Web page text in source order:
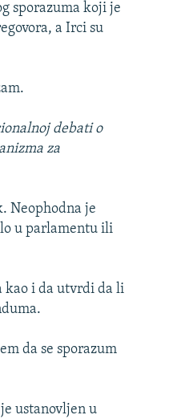
sporazuma koji je
a Irci su
debati o
za
Neophodna je
u parlamentu ili
kao i da utvrdi da li
da se sporazum
ustanovljen u